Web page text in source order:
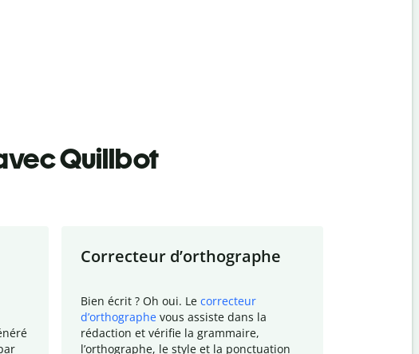
Quillbot
Correcteur d’orthographe
Bien écrit ? Oh oui. Le correcteur
d’orthographe vous assiste dans la
rédaction et vérifie la grammaire,
l’orthographe, le style et la ponctuation